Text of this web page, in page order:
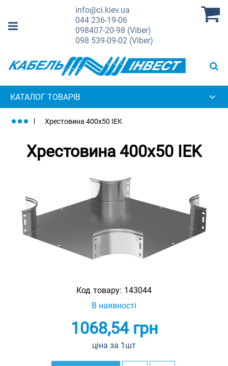
info@ci.kiev.ua
044236-19-06
098407-20-98 (Viber)
098 539-09-02 (Viber)
КАТАЛОГ ТОВАРІВ
Хрестовина 400х50 IEK
Хрестовина 400х50 IEK
Код товару: 143044
В наявності
1068,54грн
ціна за 1шт